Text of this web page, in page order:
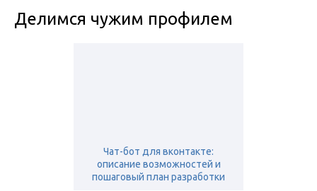
Делимся чужим профилем
Чат-бот для вконтакте:
описание возможностей и
пошаговый план разработки